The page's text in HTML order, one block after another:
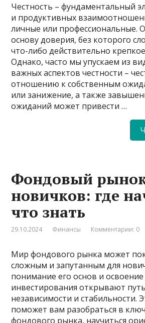
Честность – фундаментальный
и продуктивных
личные или профессиональные.
основу доверия, без которого
что-либо действительно
Однако, часто мы упускаем из
важных аспектов честности –
отношению к собственным
или занижение, а также
ожиданий может привести …
Фондовый
новичков: где
что знать
29.10.2024 Финансы Комментарии: 0
Мир фондового рынка может
сложным и запутанным для
понимание его основ и освоение
инвестирования открывают
независимости и стабильности.
поможет вам разобраться в
фондового рынка, научиться